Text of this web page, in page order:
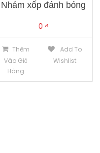
Nhám xốp đánh bóng
0 ₫
Thêm
Vào Giỏ
Hàng
Add To
Wishlist